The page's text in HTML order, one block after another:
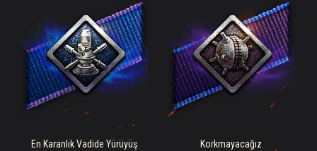
En Karanlık Vadide Yürüyüş Korkmayacağız